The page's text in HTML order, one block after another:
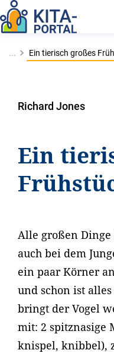
... Ein tierisch großes
Richard Jones
Ein
Alle großen
auch bei dem
ein paar Körner
und schon ist
bringt der Vogel
mit: 2 spitznasige
knispel, knibbel),